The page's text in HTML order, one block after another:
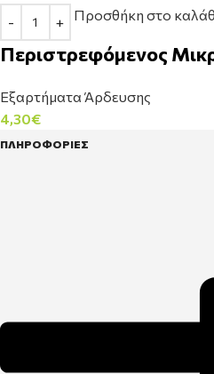
Προσθήκη στο
Περιστρεφόμενος
Εξαρτήματα Άρδευσης
4,30€
ΠΛΗΡΟΦΟΡΙΕΣ